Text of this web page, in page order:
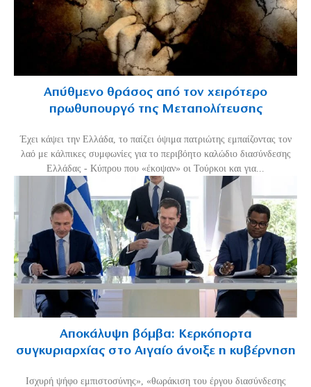
Απύθμενο θράσος από τον χειρότερο
πρωθυπουργό της Μεταπολίτευσης
Έχει κάψει την Ελλάδα, το παίζει όψιμα πατριώτης εμπαίζοντας τον
λαό με κάλπικες συμφωνίες για το περιβόητο καλώδιο διασύνδεσης
Ελλάδας - Κύπρου που «έκοψαν» οι Τούρκοι και για...
Αποκάλυψη βόμβα: Κερκόπορτα
συγκυριαρχίας στο Αιγαίο άνοιξε η κυβέρνηση
Ισχυρή ψήφο εμπιστοσύνης», «θωράκιση του έργου διασύνδεσης